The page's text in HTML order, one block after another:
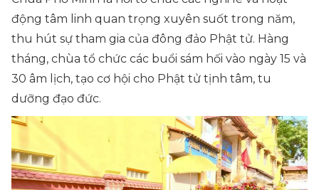
động tâm linh quan trọng xuyên suốt trong năm,
thu hút sự tham gia của đông đảo Phật tử. Hàng
tháng, chùa tổ chức các buổi sám hối vào ngày 15 và
30 âm lịch, tạo cơ hội cho Phật tử tịnh tâm, tu
dưỡng đạo đức.